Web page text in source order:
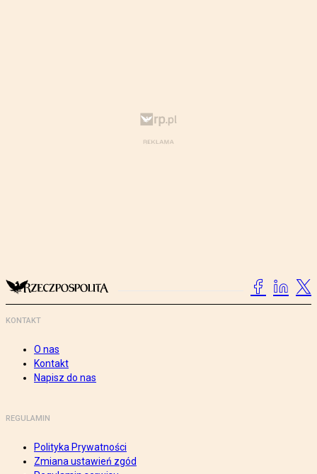
KONTAKT
O nas
Kontakt
Napisz do nas
REGULAMIN
Polityka Prywatności
Zmiana ustawień zgód